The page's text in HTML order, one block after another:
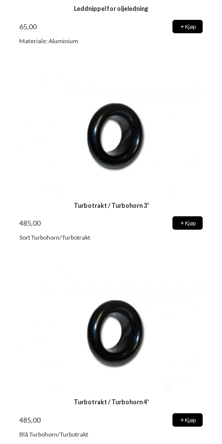
Leddnippel for oljeledning
65,00 Kjøp
Materiale: Aluminium
Turbotrakt / Turbohorn 3'
485,00 Kjøp
Sort Turbohorn/Turbotrakt
Turbotrakt / Turbohorn 4'
485,00 Kjøp
Blå Turbohorn/Turbotrakt